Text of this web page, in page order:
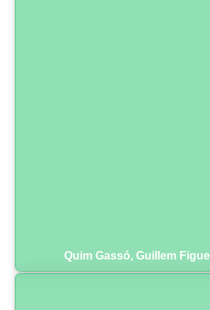
Quim Gassó, Guillem